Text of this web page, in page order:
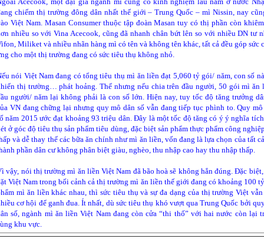
chiếm thị trường đông dân nhất thế giới – Trung Quốc – mì Nissin, nay
Việt Nam. Masan Consumer thuộc tập đoàn Masan tuy có thị phần còn
nhiều so với Vina Acecook, cũng đã nhanh chân bứt lên so với nhiều DN tư
Miliket và nhiều nhãn hàng mì có tên và không tên khác, tất cả đều góp sức
cho một thị trường đang có sức tiêu thụ không nhỏ.
nói Việt Nam đang có tổng tiêu thụ mì ăn liền đạt 5,060 tỷ gói/ năm, con số
thị trường… phát hoảng. Thế nhưng nếu chia trên đầu người, 50 gói mì ăn
người/ năm lại không phải là con số lớn. Hiện nay, tuy tốc độ tăng trưởng
VN đang chững lại nhưng quy mô dân số vẫn đang tiếp tục phình to. Quy
năm 2015 ước đạt khoảng 93 triệu dân. Đây là một tốc độ tăng có ý ý nghĩa
ở góc độ tiêu thụ sản phẩm tiêu dùng, đặc biệt sản phẩm thực phẩm công
và dễ thay thế các bữa ăn chính như mì ăn liền, vốn đang là lựa chọn của tất
phần dân cư không phân biệt giàu, nghèo, thu nhập cao hay thu nhập thấp.
vậy, nói thị trường mì ăn liền Việt Nam đã bão hoà sẽ không hẳn đúng. Đặc
Việt Nam trong bối cảnh cả thị trường mì ăn liền thế giới đang có khoảng 100
mì ăn liền khác nhau, thì sức tiêu thụ và sự đa dạng của thị trường Việt
cơ hội để ganh đua. Ít nhất, dù sức tiêu thụ khó vượt qua Trung Quốc bởi
số, ngành mì ăn liền Việt Nam đang còn cửa “thi thố” với hai nước còn lại
khu vực.
kiếm triệu USD, Jason cũng nhắc đến 'cái giá của tiền tài' là phải
bè, thậm chí tình yêu. Jason nói bản thân thường làm việc 18
là công tác chứ không phải du lịch tận hưởng như nhiều người